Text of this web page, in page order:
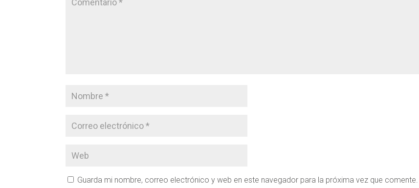
Guarda mi nombre, correo electrónico y web en este navegador para la próxima vez que comente.